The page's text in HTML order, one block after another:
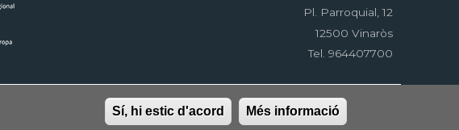
Pl. Parroquial, 12
12500 Vinaròs
Tel. 964407700
RSS EDUSI
Sí, hi estic d'acord Més informació